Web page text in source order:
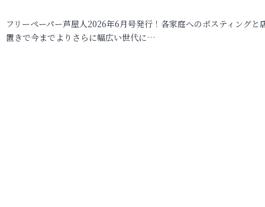
フリーペーパー芦屋人2026年6月号発行！各家庭へのポスティングと
置きで今までよりさらに幅広い世代に…